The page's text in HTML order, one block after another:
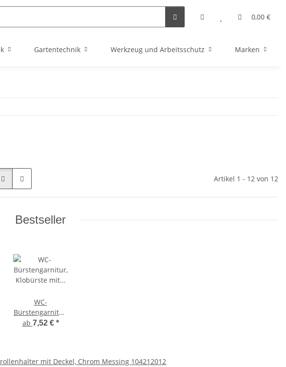
0,00 €
Gartentechnik Werkzeug und Arbeitsschutz Marken
Artikel 1 - 12 von 12
Bestseller
WC-
Bürstengarnitur,
Klobürste mit
ab 7,52 € *
mit Deckel, Chrom Messing 104212012